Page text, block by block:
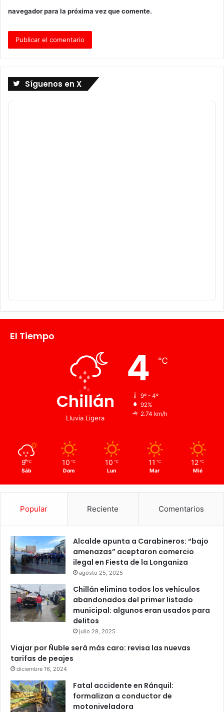
navegador para la próxima vez que comente.
Síguenos en X
El Tiempo
Chillán
Lluvia Ligera
4 ℃
9º - 4º
92%
2.74 km/h
9 ℃
Sáb
10 ℃
Dom
10 ℃
Lun
11 ℃
Mar
12 ℃
Mié
Popular Reciente Comentarios
Alcalde apunta a Carabineros: “bajo
amenazas” aceptaron comercio
ilegal en Fiesta de la Longaniza
agosto 25, 2025
Chillán elimina todos los vehículos
abandonados del primer listado
municipal: algunos eran usados para
delitos
julio 28, 2025
Viajar por Ñuble será más caro: revisa las nuevas
tarifas de peajes
diciembre 16, 2024
Fatal accidente en Ránquil:
formalizan a conductor de
motoniveladora